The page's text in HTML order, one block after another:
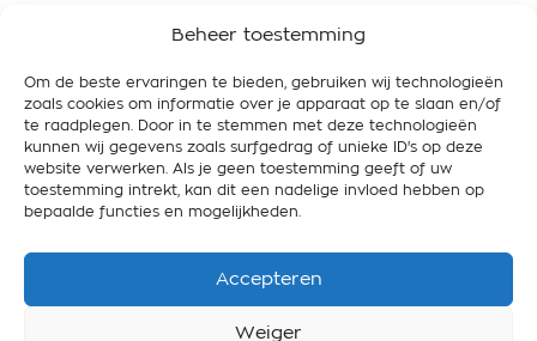
Beheer toestemming
Om de beste ervaringen te bieden, gebruiken wij technologieën
zoals cookies om informatie over je apparaat op te slaan en/of
te raadplegen. Door in te stemmen met deze technologieën
kunnen wij gegevens zoals surfgedrag of unieke ID's op deze
website verwerken. Als je geen toestemming geeft of uw
toestemming intrekt, kan dit een nadelige invloed hebben op
bepaalde functies en mogelijkheden.
Accepteren
Weiger
SOUTENEZ-NOUS
En devenant membre vous nous fournissez plus de
ressources, afin que nous puissions mieux
promouvoir le véganisme et travailler pour une
Belgique respectueuse de l’animal, des gens et de